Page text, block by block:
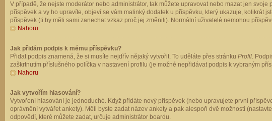
V případě, že nejste moderátor nebo administrátor, tak můžete upravovat nebo mazat jen
příspěvek a vy ho upravíte, objeví se vám malinký dodatek u příspěvku, který ukazuje, kolikrát
příspěvek (ti by měli sami zanechat vzkaz proč jej změnili). Normální uživatelé nemohou
Nahoru
Jak přidám podpis k mému příspěvku?
Přidat podpis znamená, že si musíte nejdřív nějaký vytvořit. To uděláte přes stránku Profil.
zaškrtnutím příslušného políčka v nastavení profilu (je možné nepřidávat podpis k vybraným
Nahoru
Jak vytvořím hlasování?
Vytvoření hlasování je jednoduché. Když přidáte nový příspěvek (nebo upravujete první
oprávnění vytvářet ankety). Měli byste zadat název ankety a pak alespoň dvě možnosti
odpovědí, které můžete zadat, určuje administrátor boardu.